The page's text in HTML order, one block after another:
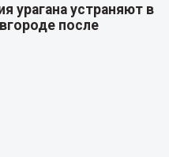
урагана устраняют в
после